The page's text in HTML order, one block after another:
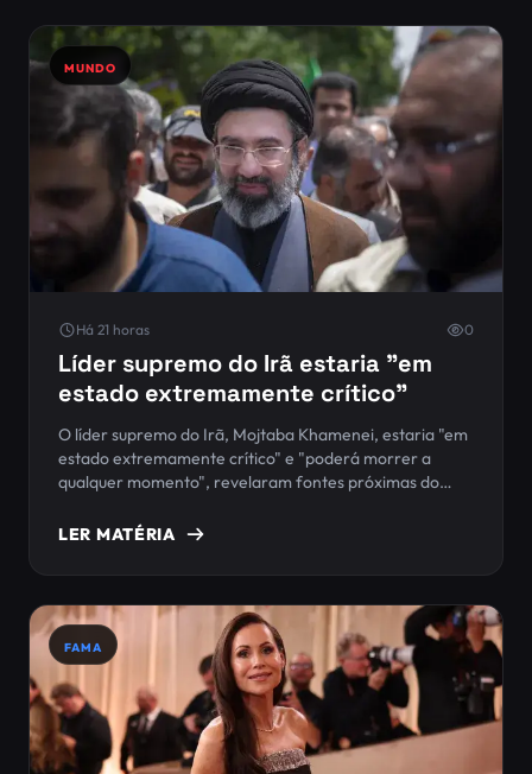
MUNDO
Há 21 horas 0
Líder supremo do Irã estaria "em
estado extremamente crítico"
O líder supremo do Irã, Mojtaba Khamenei, estaria "em
estado extremamente crítico" e "poderá morrer a
qualquer momento", revelaram fontes próximas do
supremo em março e, desde então, nunca apareceu em
LER MATÉRIA
FAMA